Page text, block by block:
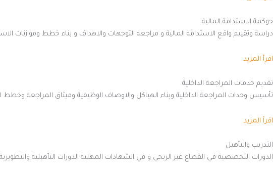
حوكمة الاستدامة المالية
دراسة وتقييم واقع الاستدامة المالية و مراجعة التوجهات والاهداف و بناء خطط وموازنات
اقرأ المزيد
تقديم خدمات المراجعة الداخلية
تأسيس وحدات المراجعة الداخلية وبناء الهياكل والاوصاف الوظيفية وميثاق المراجعة وخطط
اقرأ المزيد
التدريب والتأهيل
الدورات التخصصية في القطاع غير الربحي و في الشهادات المهنية الدورات التأهيلية